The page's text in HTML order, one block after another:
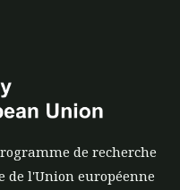
de recherche
de l'Union européenne